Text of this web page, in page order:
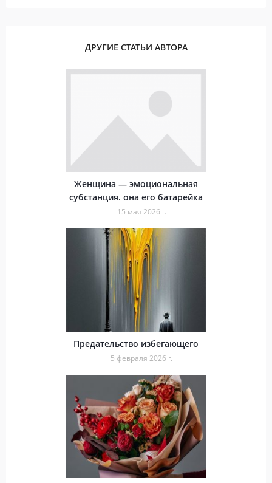
ДРУГИЕ СТАТЬИ АВТОРА
Женщина — эмоциональная
субстанция. она его батарейка
15 мая 2026 г.
Предательство избегающего
5 февраля 2026 г.